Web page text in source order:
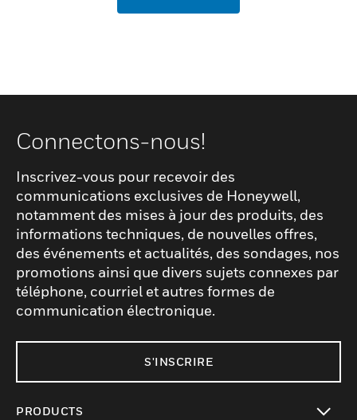
Connectons-nous!
Inscrivez-vous pour recevoir des
communications exclusives de Honeywell,
notamment des mises à jour des produits, des
informations techniques, de nouvelles offres,
des événements et actualités, des sondages, nos
promotions ainsi que divers sujets connexes par
téléphone, courriel et autres formes de
communication électronique.
S'INSCRIRE
PRODUCTS